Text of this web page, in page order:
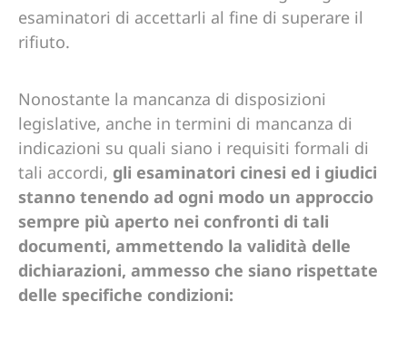
esaminatori di accettarli al fine di superare il
rifiuto.
Nonostante la mancanza di disposizioni
legislative, anche in termini di mancanza di
indicazioni su quali siano i requisiti formali di
tali accordi, gli esaminatori cinesi ed i giudici
stanno tenendo ad ogni modo un approccio
sempre più aperto nei confronti di tali
documenti, ammettendo la validità delle
dichiarazioni, ammesso che siano rispettate
delle specifiche condizioni: